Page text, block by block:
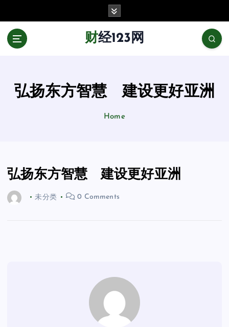
财经123网
弘扬东方智慧 建设更好亚洲
Home
弘扬东方智慧 建设更好亚洲
未分类 0 Comments